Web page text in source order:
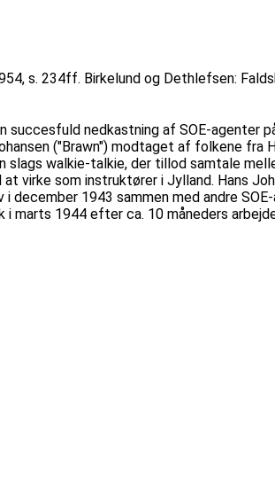
s. 234ff. Birkelund og Dethlefsen:
succesfuld nedkastning af SOE-
("Brawn") modtaget af folkene
slags walkie-talkie, der tillod samtale
som instruktører i Jylland. Hans
december 1943 sammen med andre
1944 efter ca. 10 måneders